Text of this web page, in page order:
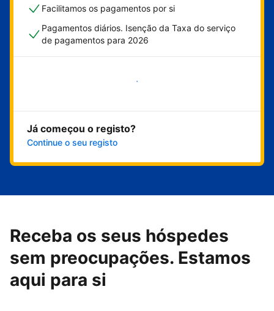
Facilitamos os pagamentos por si
Pagamentos diários. Isenção da Taxa do serviço
de pagamentos para 2026
Comece já
Já começou o registo?
Continue o seu registo
Receba os seus hóspedes
sem preocupações. Estamos
aqui para si